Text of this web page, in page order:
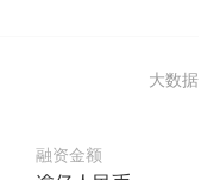
融资金额
大数据